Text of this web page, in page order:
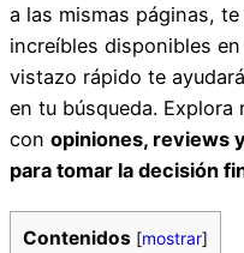
a las mismas páginas,
increíbles disponibles
vistazo rápido te
en tu búsqueda.
con opiniones, reviews
para tomar la decisión
Contenidos [mostrar]